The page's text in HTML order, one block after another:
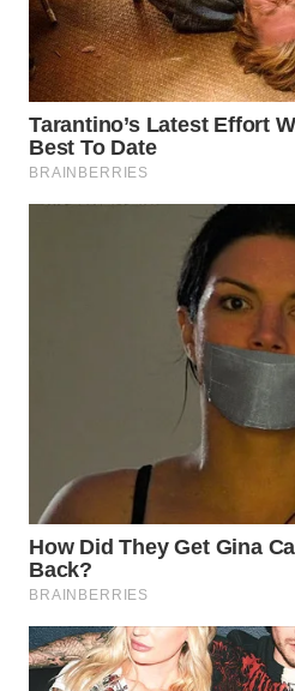
WN
MANDALIKA
WN
LIKUPANG
WAHANA
NEWS
WAHANA
WAHANA